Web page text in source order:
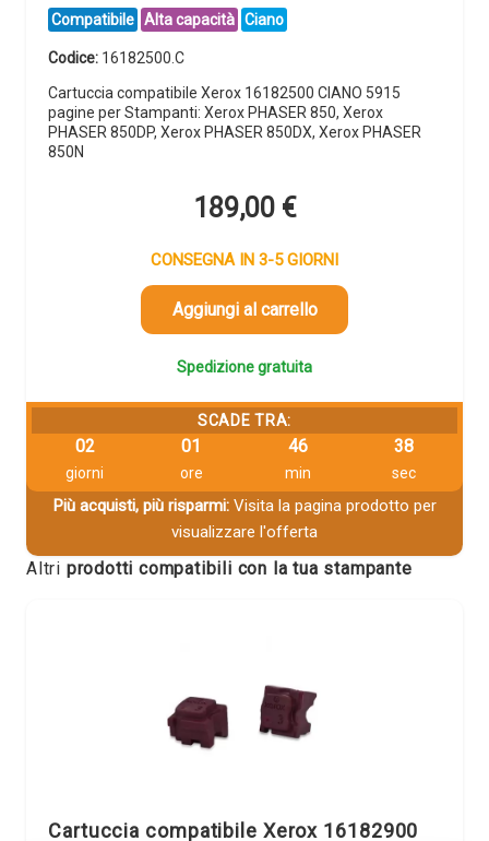
Compatibile Alta capacità Ciano
Codice: 16182500.C
Cartuccia compatibile Xerox 16182500 CIANO 5915
pagine per Stampanti: Xerox PHASER 850, Xerox
PHASER 850DP, Xerox PHASER 850DX, Xerox PHASER
850N
189,00 €
CONSEGNA IN 3-5 GIORNI
Aggiungi al carrello
Spedizione gratuita
SCADE TRA:
02
giorni
01
ore
46
min
38
sec
Più acquisti, più risparmi:Visita la pagina prodotto per
visualizzare l'offerta
Altri prodotti compatibili con la tua stampante
Cartuccia compatibile Xerox 16182900